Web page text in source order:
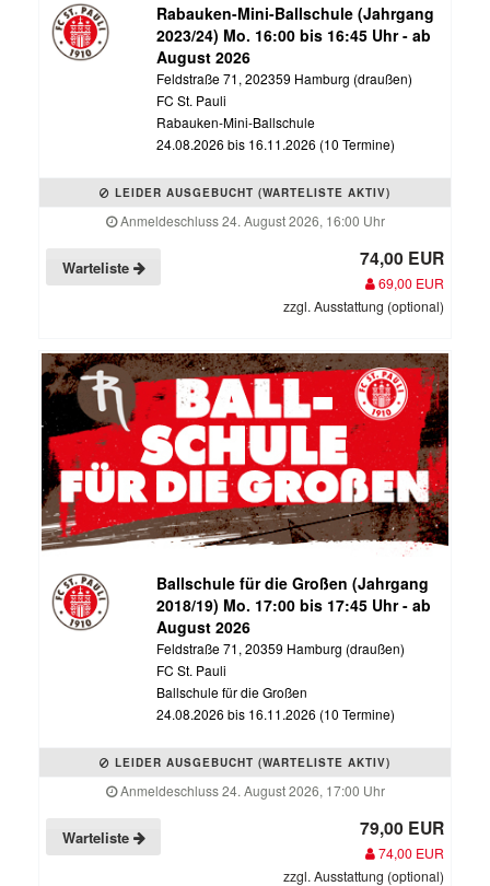
Rabauken-Mini-Ballschule (Jahrgang
2023/24) Mo. 16:00 bis 16:45 Uhr - ab
August 2026
Feldstraße 71, 202359 Hamburg (draußen)
FC St. Pauli
Rabauken-Mini-Ballschule
24.08.2026 bis 16.11.2026 (10 Termine)
LEIDER AUSGEBUCHT (WARTELISTE AKTIV)
Anmeldeschluss 24. August 2026, 16:00 Uhr
Warteliste 74,00 EUR
69,00 EUR
zzgl. Ausstattung (optional)
Ballschule für die Großen (Jahrgang
2018/19) Mo. 17:00 bis 17:45 Uhr - ab
August 2026
Feldstraße 71, 20359 Hamburg (draußen)
FC St. Pauli
Ballschule für die Großen
24.08.2026 bis 16.11.2026 (10 Termine)
LEIDER AUSGEBUCHT (WARTELISTE AKTIV)
Anmeldeschluss 24. August 2026, 17:00 Uhr
Warteliste 79,00 EUR
74,00 EUR
zzgl. Ausstattung (optional)